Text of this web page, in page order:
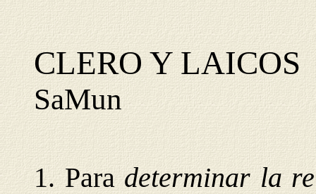
CLERO Y LAICOS
SaMun
1. Paradeterminar la